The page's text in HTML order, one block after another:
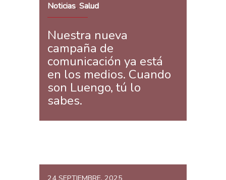
Noticias,Salud
Nuestra nueva
campaña de
comunicación ya está
en los medios. Cuando
son Luengo, tú lo
sabes.
24 SEPTIEMBRE, 2025